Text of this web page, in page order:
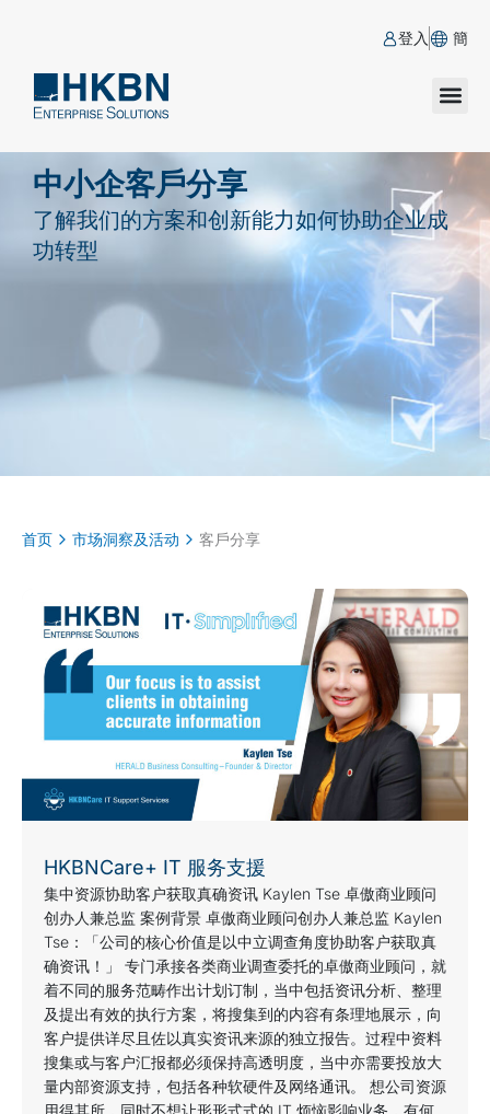
登入 簡
中小企客戶分享
了解我们的方案和创新能力如何协助企业成
功转型
首页 市场洞察及活动 客戶分享
HKBNCare+ IT 服务支援
集中资源协助客户获取真确资讯 Kaylen Tse 卓傲商业顾问
创办人兼总监 案例背景 卓傲商业顾问创办人兼总监 Kaylen
Tse：「公司的核心价值是以中立调查角度协助客户获取真
确资讯！」 专门承接各类商业调查委托的卓傲商业顾问，就
着不同的服务范畴作出计划订制，当中包括资讯分析、整理
及提出有效的执行方案，将搜集到的内容有条理地展示，向
客户提供详尽且佐以真实资讯来源的独立报告。过程中资料
搜集或与客户汇报都必须保持高透明度，当中亦需要投放大
量内部资源支持，包括各种软硬件及网络通讯。 想公司资源
用得其所，同时不想让形形式式的 IT 烦恼影响业务，有何